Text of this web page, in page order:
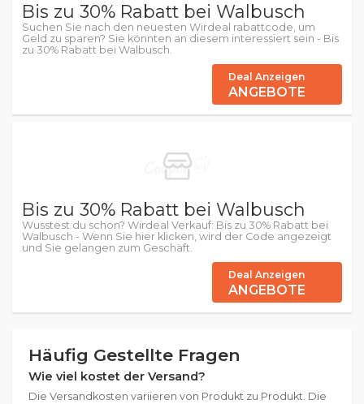
Bis zu 30% Rabatt bei Walbusch
Suchen Sie nach den neuesten Wirdeal rabattcode, um
Geld zu sparen? Sie könnten an diesem interessiert sein - Bis
zu 30% Rabatt bei Walbusch.
Deal Anzeigen
ANGEBOTE
Bis zu 30% Rabatt bei Walbusch
Wusstest du schon? Wirdeal Verkauf: Bis zu 30% Rabatt bei
Walbusch - Wenn Sie hier klicken, wird der Code angezeigt
und Sie gelangen zum Geschäft.
Deal Anzeigen
ANGEBOTE
Häufig Gestellte Fragen
Wie viel kostet der Versand?
Die Versandkosten variieren von Produkt zu Produkt. Die